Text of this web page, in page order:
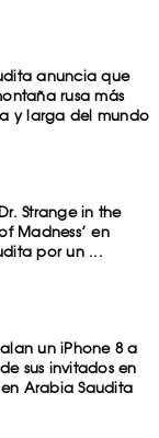
anuncia que
rusa más
y larga del mundo
Strange in the
Madness’ en
por un ...
un iPhone 8 a
sus invitados en
Arabia Saudita